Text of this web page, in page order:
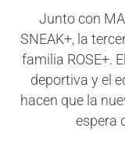
Junto con
SNEAK+, la
familia ROSE+.
deportiva y el
hacen que la
espera